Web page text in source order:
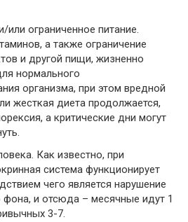
или ограниченное питание.
а также ограничение
и другой пищи, жизненно
нормального
организма, при этом вредной
жесткая диета продолжается,
а критические дни могут
Как известно, при
система функционирует
чего является нарушение
фона, и отсюда – месячные идут 1
3-7.